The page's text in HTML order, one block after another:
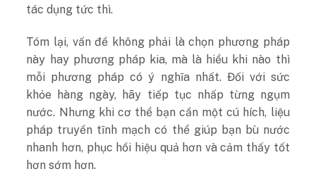
tác dụng tức thì.
Tóm lại, vấn đề không phải là chọn phương pháp
này hay phương pháp kia, mà là hiểu khi nào thì
mỗi phương pháp có ý nghĩa nhất. Đối với sức
khỏe hàng ngày, hãy tiếp tục nhấp từng ngụm
nước. Nhưng khi cơ thể bạn cần một cú hích, liệu
pháp truyền tĩnh mạch có thể giúp bạn bù nước
nhanh hơn, phục hồi hiệu quả hơn và cảm thấy tốt
hơn sớm hơn.